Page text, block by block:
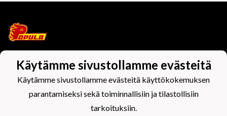
Tietosuojaseloste
Käytämme sivustollamme evästeitä
Käytämme sivustollamme evästeitä käyttökokemuksen
parantamiseksi sekä toiminnallisiin ja tilastollisiin
tarkoituksiin.